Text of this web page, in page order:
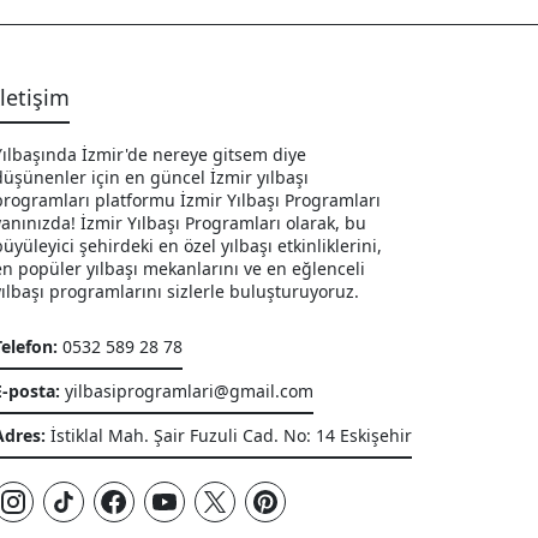
İzmir'de nereye gitsem diye
için en güncel İzmir yılbaşı
platformu İzmir Yılbaşı Programları
İzmir Yılbaşı Programları olarak, bu
şehirdeki en özel yılbaşı etkinliklerini,
popüler yılbaşı mekanlarını ve en eğlenceli
programlarını sizlerle buluşturuyoruz.
0532 589 28 78
posta: yilbasiprogramlari@gmail.com
İstiklal Mah. Şair Fuzuli Cad. No: 14 Eskişehir